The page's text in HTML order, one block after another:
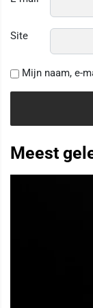
Site
Mijn naam, e-
Meest